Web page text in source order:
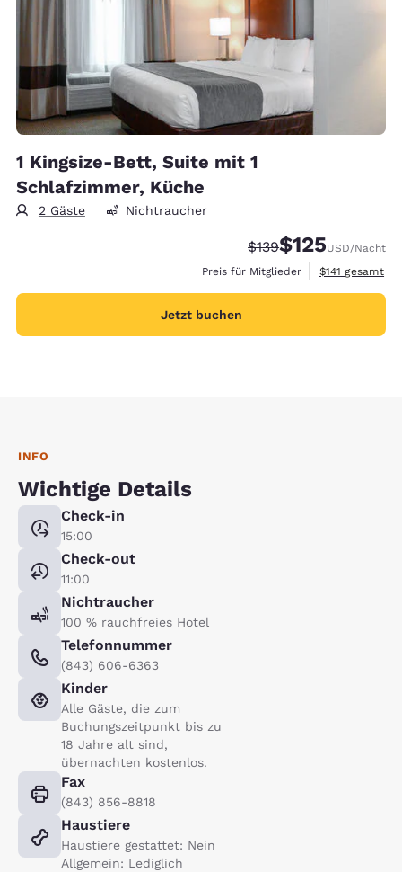
1 Kingsize-Bett, Suite mit 1
Schlafzimmer, Küche
2 Gäste Nichtraucher
Durchgestrichener
$139Vergünstigter
$125USD/Nacht
Preis für Mitglieder
Geschätzte
$141 gesamt
Jetzt buchen
INFO
Wichtige Details
Check-in
15:00
Check-out
11:00
Nichtraucher
100 % rauchfreies Hotel
Telefonnummer
(843) 606-6363
Kinder
Alle Gäste, die zum
Buchungszeitpunkt bis zu
18 Jahre alt sind,
übernachten kostenlos.
Fax
(843) 856-8818
Haustiere
Haustiere gestattet: Nein
Allgemein: Lediglich